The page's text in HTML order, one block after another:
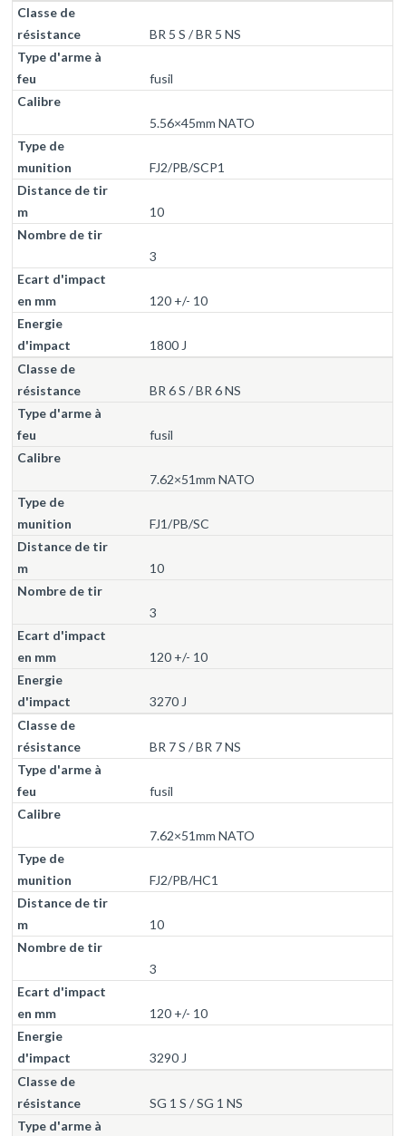
BR 5 S / BR 5 NS
fusil
5.56×45mm NATO
FJ2/PB/SCP1
10
3
120 +/- 10
1800 J
BR 6 S / BR 6 NS
fusil
7.62×51mm NATO
FJ1/PB/SC
10
3
120 +/- 10
3270 J
BR 7 S / BR 7 NS
fusil
7.62×51mm NATO
FJ2/PB/HC1
10
3
120 +/- 10
3290 J
SG 1 S / SG 1 NS